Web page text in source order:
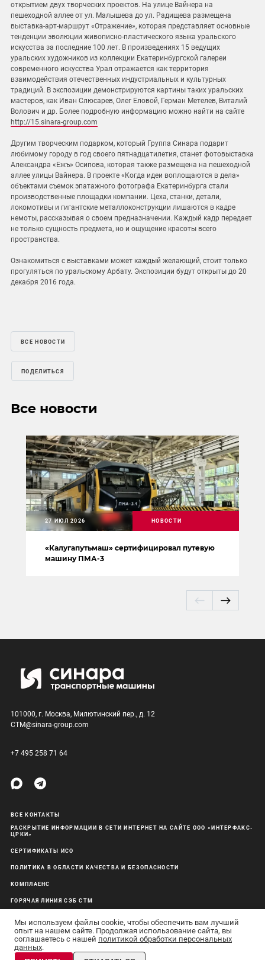
открытием двух творческих проектов. На улице Вайнера на
пешеходной аллее от ул. Малышева до ул. Радищева размещена
выставка-арт-маршрут «Отражение», которая представляет основные
тенденции эволюции живописно-пластического языка уральского
искусства за последние 100 лет. В произведениях 15 ведущих
уральских художников из коллекции Екатеринбургской галереи
современного искусства Урал отражается как территория
взаимодействия отечественных индустриальных и культурных
традиций. В экспозиции демонстрируются картины таких уральских
мастеров, как Иван Слюсарев, Олег Еловой, Герман Метелев, Виталий
Волович и др. Более подробную информацию можно найти на сайте
http://15.sinara-group.com
Другим творческим подарком, который Группа Синара подарит
любимому городу в год своего пятнадцатилетия, станет фотовыставка
Александра «Ежъ» Осипова, которая также размещена на пешеходной
аллее улицы Вайнера. В проекте «Когда идеи воплощаются в дела»
объектами съемок эпатажного фотографа Екатеринбурга стали
производственные площадки компании. Цеха, станки, детали,
локомотивы и гигантские металлоконструкции лишаются в кадре
немоты, рассказывая о своем предназначении. Каждый кадр передает
не только сущность предмета, но и ощущение красоты всего
пространства.
Ознакомиться с выставками может каждый желающий, стоит только
прогуляться по уральскому Арбату. Экспозиции будут открыты до 20
декабря 2016 года.
ВСЕ НОВОСТИ
ПОДЕЛИТЬСЯ
Все новости
«Калугапутьмаш» сертифицировал путевую
машину ПМА-3
27 ИЮЛ 2026 НОВОСТИ
101000, г. Москва, Милютинский пер., д. 12
CTM@sinara-group.com
+7 495 258 71 64
ВСЕ КОНТАКТЫ
РАСКРЫТИЕ ИНФОРМАЦИИ В СЕТИ ИНТЕРНЕТ НА САЙТЕ ООО «ИНТЕРФАКС-
ЦРКИ»
СЕРТИФИКАТЫ ИСО
ПОЛИТИКА В ОБЛАСТИ КАЧЕСТВА И БЕЗОПАСНОСТИ
КОМПЛАЕНС
ГОРЯЧАЯ ЛИНИЯ СЭБ СТМ
АО «Синара-Транспортные Машины» © 2011–26 Все права защищены
Мы используем файлы cookie, чтобы обеспечить вам лучший
опыт на нашем сайте. Продолжая использование сайта, вы
соглашаетесь с нашей политикой обработки персональных
данных.